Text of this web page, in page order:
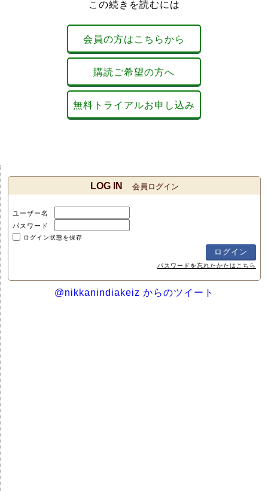
この続きを読むには
会員の方はこちらから
購読ご希望の方へ
無料トライアルお申し込み
LOG IN 会員ログイン
ユーザー名
パスワード
ログイン状態を保存
パスワードを忘れたかたはこちら
@nikkanindiakeiz からのツイート